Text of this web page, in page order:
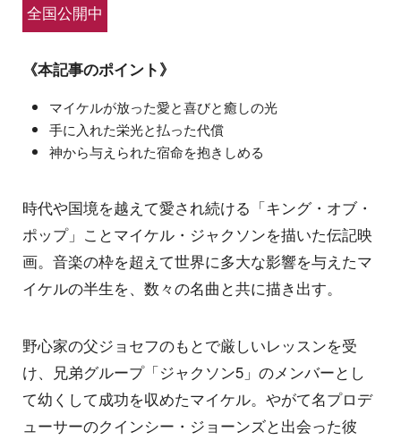
全国公開中
《本記事のポイント》
マイケルが放った愛と喜びと癒しの光
手に入れた栄光と払った代償
神から与えられた宿命を抱きしめる
時代や国境を越えて愛され続ける「キング・オブ・
ポップ」ことマイケル・ジャクソンを描いた伝記映
画。音楽の枠を超えて世界に多大な影響を与えたマ
イケルの半生を、数々の名曲と共に描き出す。
野心家の父ジョセフのもとで厳しいレッスンを受
け、兄弟グループ「ジャクソン5」のメンバーとし
て幼くして成功を収めたマイケル。やがて名プロデ
ューサーのクインシー・ジョーンズと出会った彼